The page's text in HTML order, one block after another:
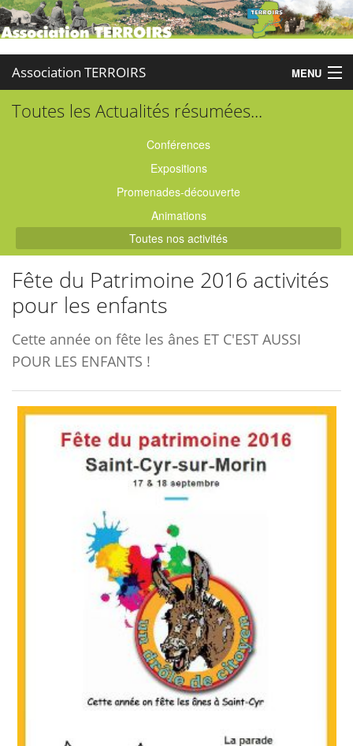
Association TERROIRS MENU
Accueil
Partenaires
Enquêtes
Contact
Boutique
Toutes les Actualités résumées...
Conférences
Expositions
Promenades-découverte
Animations
Toutes nos activités
Fête du Patrimoine 2016 activités
pour les enfants
Cette année on fête les ânes ET C'EST AUSSI
POUR LES ENFANTS !